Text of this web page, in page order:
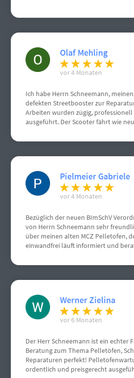
Olaf Mehling
vor 4 Monaten
Ich habe Herrn Schneemann,
defekten Streetbooster zur
Arbeiten wurden zügig,
ausgeführt. Der Scooter fährt wie
Pielmeier Gabriele
vor 4 Monaten
Bezüglich der neuen BImSchV
von Herrn Schneemann sehr
über meinen alten MCZ Pelletofen,
einwandfrei läuft informiert und
vielen Dank.
Werner Zielina
vor 6 Monaten
Der Herr Schneemann ist ein echter
Beratung zum Thema Pelletöfen,
Reparaturen perfekt!
ordentlich und preisgerecht